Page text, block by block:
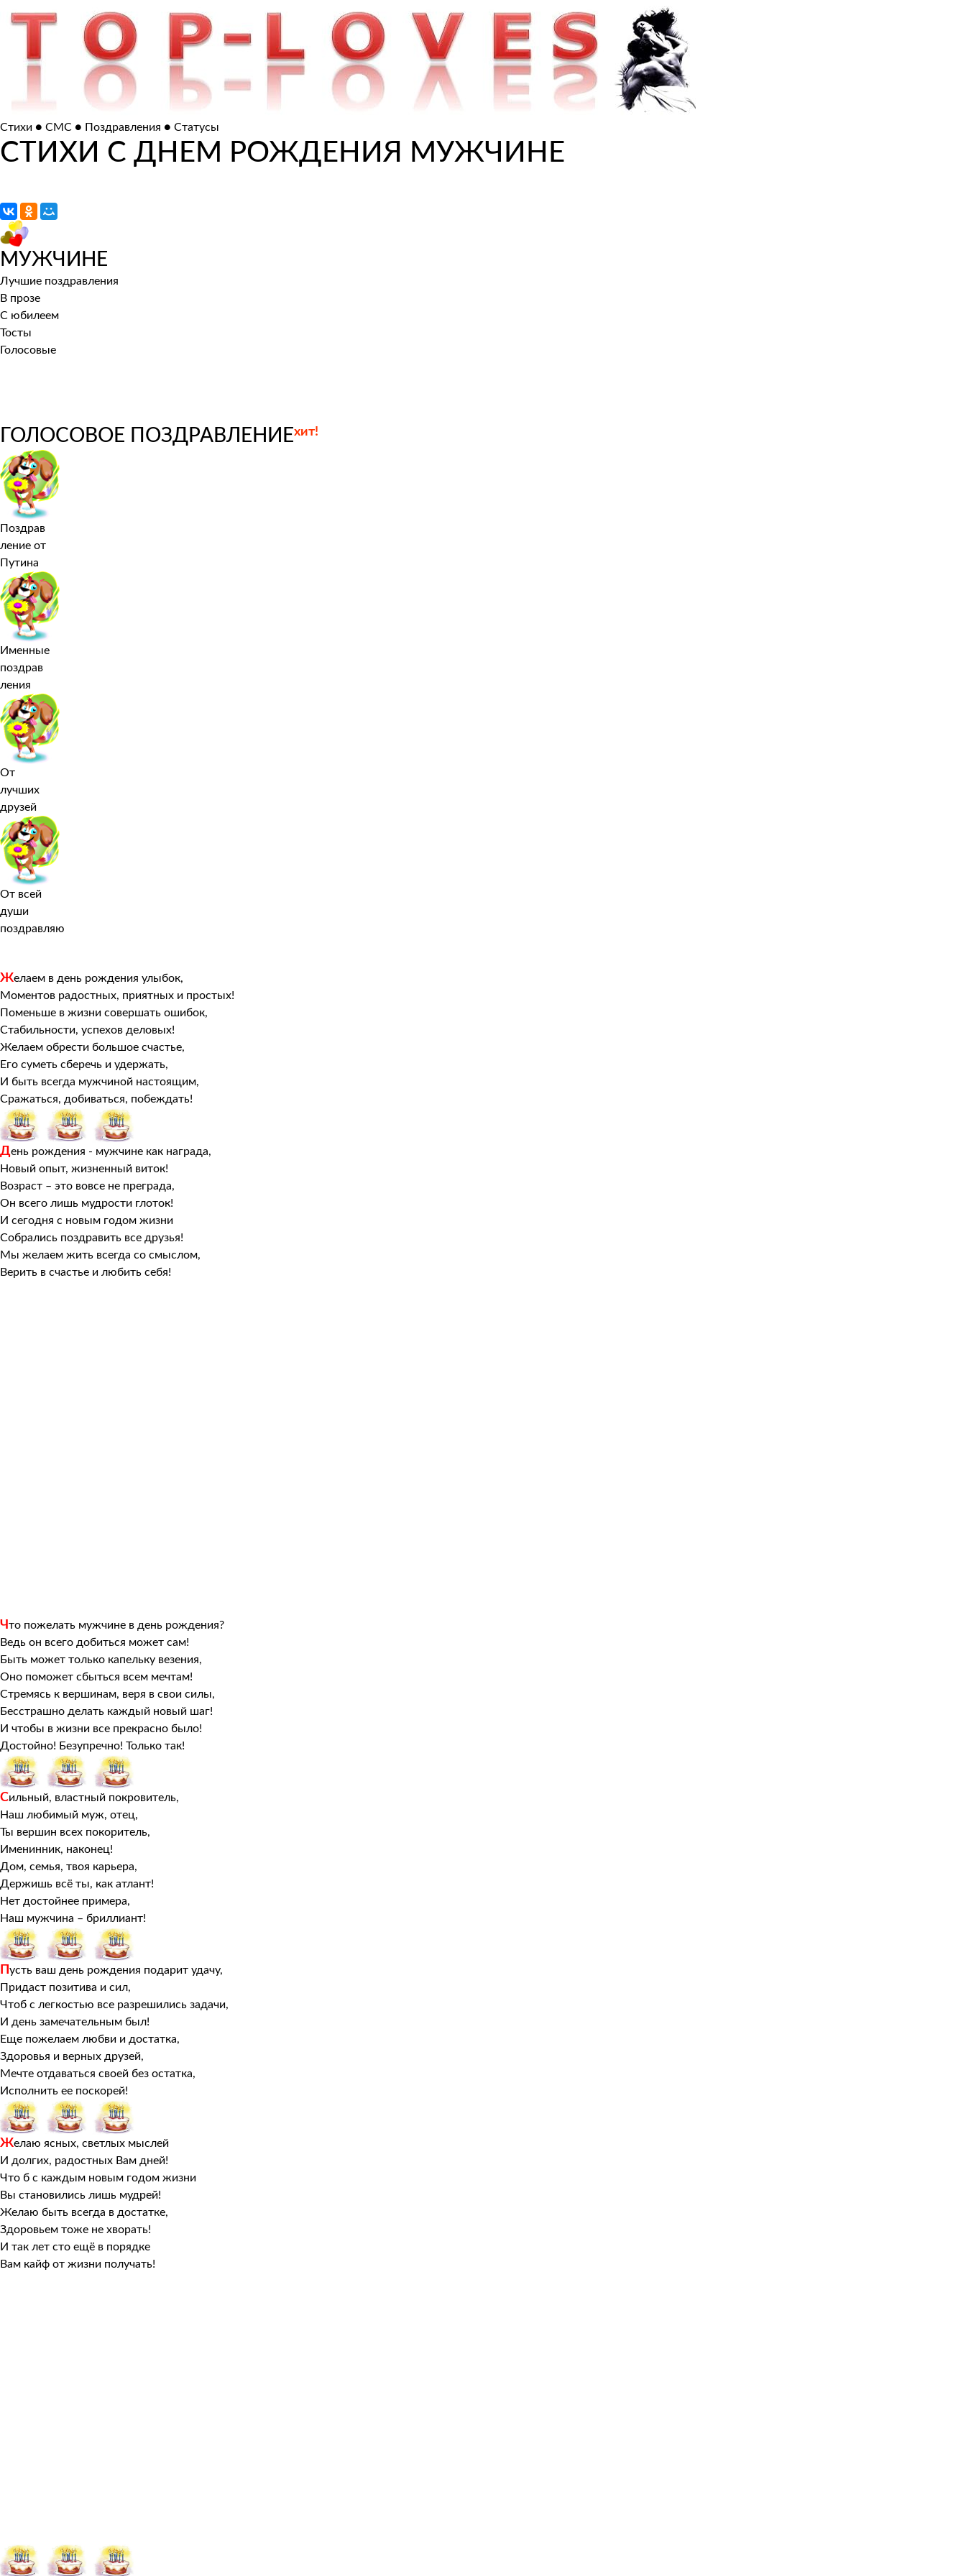
Стихи ● СМС ● Поздравления ● Статусы
СТИХИ С ДНЕМ РОЖДЕНИЯ МУЖЧИНЕ
МУЖЧИНЕ
Лучшие поздравления
В прозе
С юбилеем
Тосты
Голосовые
ГОЛОСОВОЕ ПОЗДРАВЛЕНИЕхит!
Поздрав
ление от
Путина
Именные
поздрав
ления
От
лучших
друзей
От всей
души
поздравляю
Желаем в день рождения улыбок,
Моментов радостных, приятных и простых!
Поменьше в жизни совершать ошибок,
Стабильности, успехов деловых!
Желаем обрести большое счастье,
Его суметь сберечь и удержать,
И быть всегда мужчиной настоящим,
Сражаться, добиваться, побеждать!
День рождения - мужчине как награда,
Новый опыт, жизненный виток!
Возраст – это вовсе не преграда,
Он всего лишь мудрости глоток!
И сегодня с новым годом жизни
Собрались поздравить все друзья!
Мы желаем жить всегда со смыслом,
Верить в счастье и любить себя!
Что пожелать мужчине в день рождения?
Ведь он всего добиться может сам!
Быть может только капельку везения,
Оно поможет сбыться всем мечтам!
Стремясь к вершинам, веря в свои силы,
Бесстрашно делать каждый новый шаг!
И чтобы в жизни все прекрасно было!
Достойно! Безупречно! Только так!
Сильный, властный покровитель,
Наш любимый муж, отец,
Ты вершин всех покоритель,
Именинник, наконец!
Дом, семья, твоя карьера,
Держишь всё ты, как атлант!
Нет достойнее примера,
Наш мужчина – бриллиант!
Пусть ваш день рождения подарит удачу,
Придаст позитива и сил,
Чтоб с легкостью все разрешились задачи,
И день замечательным был!
Еще пожелаем любви и достатка,
Здоровья и верных друзей,
Мечте отдаваться своей без остатка,
Исполнить ее поскорей!
Желаю ясных, светлых мыслей
И долгих, радостных Вам дней!
Что б с каждым новым годом жизни
Вы становились лишь мудрей!
Желаю быть всегда в достатке,
Здоровьем тоже не хворать!
И так лет сто ещё в порядке
Вам кайф от жизни получать!